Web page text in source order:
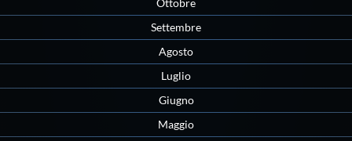
Ottobre
Settembre
Agosto
Luglio
Giugno
Maggio